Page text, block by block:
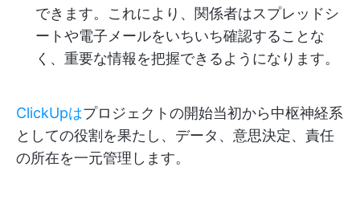
できます。これにより、関係者はスプレッドシ
ートや電子メールをいちいち確認することな
く、重要な情報を把握できるようになります。
ClickUpはプロジェクトの開始当初から中枢神経系
としての役割を果たし、データ、意思決定、責任
の所在を一元管理します。